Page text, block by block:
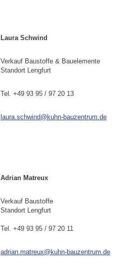
Laura Schwind
Verkauf Baustoffe & Bauelemente
Standort Lengfurt
Tel. +49 93 95 / 97 20 13
laura.schwind@kuhn-bauzentrum.de
Adrian Matreux
Verkauf Baustoffe
Standort Lengfurt
Tel. +49 93 95 / 97 20 11
adrian.matreux@kuhn-bauzentrum.de